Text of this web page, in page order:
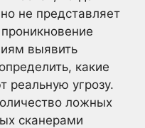
не представляет
выявить
какие
реальную угрозу.
ложных
сканерами